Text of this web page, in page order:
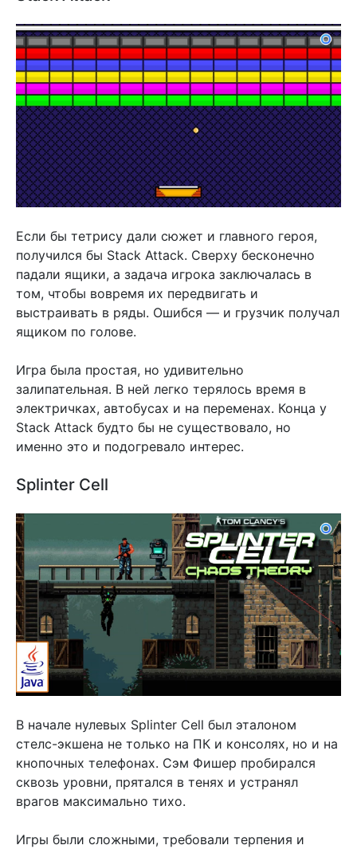
Если бы тетрису дали сюжет и главного героя,
получился бы Stack Attack. Сверху бесконечно
падали ящики, а задача игрока заключалась в
том, чтобы вовремя их передвигать и
выстраивать в ряды. Ошибся — и грузчик получал
ящиком по голове.
Игра была простая, но удивительно
залипательная. В ней легко терялось время в
электричках, автобусах и на переменах. Конца у
Stack Attack будто бы не существовало, но
именно это и подогревало интерес.
Splinter Cell
В начале нулевых Splinter Cell был эталоном
стелс-экшена не только на ПК и консолях, но и на
кнопочных телефонах. Сэм Фишер пробирался
сквозь уровни, прятался в тенях и устранял
врагов максимально тихо.
Игры были сложными, требовали терпения и